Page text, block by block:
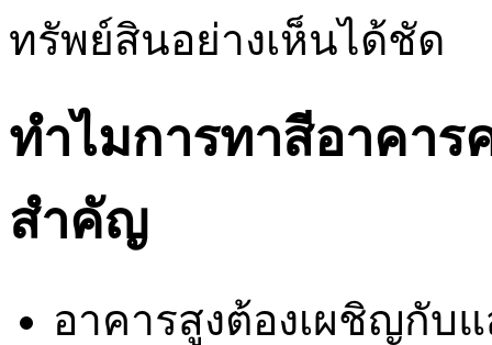
ทรัพย์สินอย่างเห็นได้ชัด
ทำไมการทาสีอาคาร
สำคัญ
อาคารสูงต้องเผชิญกับ